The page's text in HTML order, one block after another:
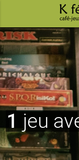
1 jeu